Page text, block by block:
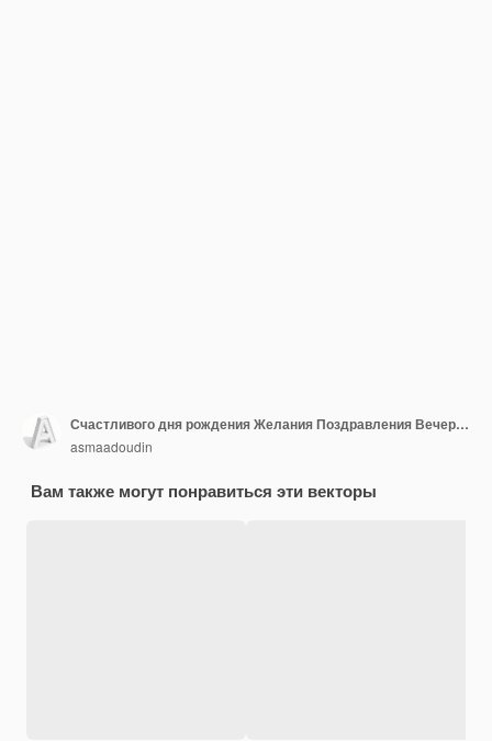
Счастливого дня рождения Желания Поздравления Вечеринка Торт Баллоны Подарки Радость Счастье Забавное Праздничное
asmaadoudin
Вам также могут понравиться эти векторы